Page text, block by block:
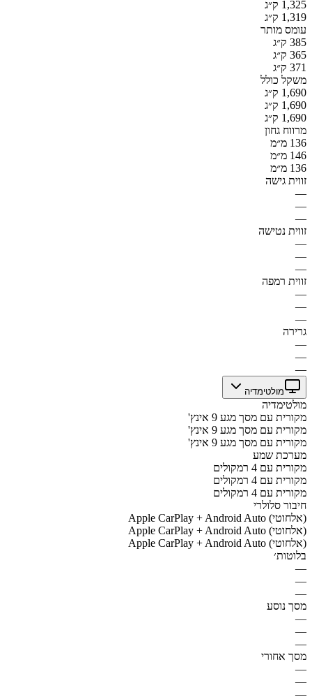
1,325 ק״ג
1,319 ק״ג
עומס מותר
385 ק״ג
365 ק״ג
371 ק״ג
משקל כולל
1,690 ק״ג
1,690 ק״ג
1,690 ק״ג
מרווח גחון
136 מ״מ
146 מ״מ
136 מ״מ
זווית גישה
—
—
—
זווית נטישה
—
—
—
זווית רמפה
—
—
—
גרירה
—
—
—
מולטימדיה
מולטימדיה
מקורית עם מסך מגע 9 אינץ'
מקורית עם מסך מגע 9 אינץ'
מקורית עם מסך מגע 9 אינץ'
מערכת שמע
מקורית עם 4 רמקולים
מקורית עם 4 רמקולים
מקורית עם 4 רמקולים
חיבור סלולרי
Apple CarPlay + Android Auto (אלחוטי)
Apple CarPlay + Android Auto (אלחוטי)
Apple CarPlay + Android Auto (אלחוטי)
בלוטות׳
—
—
—
מסך נוסע
—
—
—
מסך אחורי
—
—
—